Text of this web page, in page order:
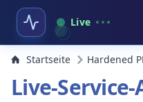
Live
Startseite Hardened
Live-